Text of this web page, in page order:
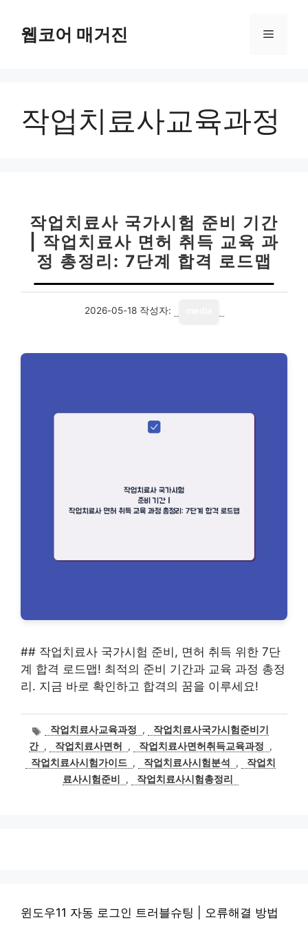
웹코어 매거진 메
작업치료사교육과정
작업치료사 국가시험 준비 기간
| 작업치료사 면허 취득 교육 과
정 총정리: 7단계 합격 로드맵
2026-05-18 작성자:
## 작업치료사 국가시험 준비, 면허 취득 위한 7단
계 합격 로드맵! 최적의 준비 기간과 교육 과정 총정
리. 지금 바로 확인하고 합격의 꿈을 이루세요!
태작업치료사교육과정 ,
작업치료사국가시험준비기
간 , 작업치료사면허 , 작업치료사면허취득교육과정
,
작업치료사시험가이드 , 작업치료사시험분석 ,
작업치
료사시험준비
, 작업치료사시험총정리
윈도우11 자동 로그인 트러블슈팅 | 오류해결 방법